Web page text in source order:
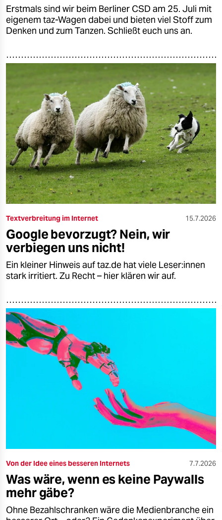
Erstmals sind wir beim Berliner CSD am 25. Juli mit
eigenem taz-Wagen dabei und bieten viel Stoff zum
Denken und zum Tanzen. Schließt euch uns an.
Textverbreitung im Internet 15.7.2026
Google bevorzugt? Nein, wir
verbiegen uns nicht!
Ein kleiner Hinweis auf taz.de hat viele Le­se­r:in­nen
stark irritiert. Zu Recht – hier klären wir auf.
Von der Idee eines besseren Internets 7.7.2026
Was wäre, wenn es keine Paywalls
mehr gäbe?
Ohne Bezahlschranken wäre die Medienbranche ein